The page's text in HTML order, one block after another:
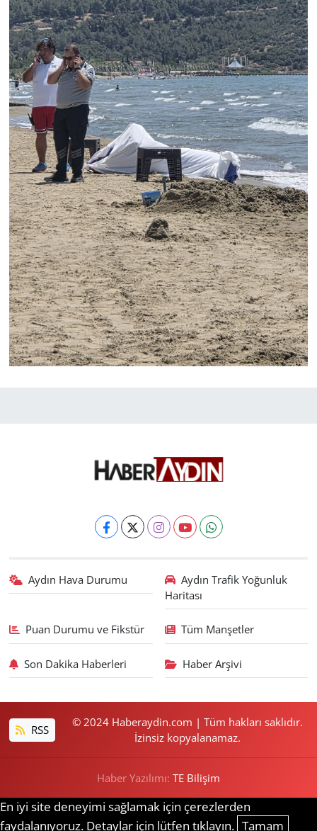
Aydın Hava Durumu
Aydın Trafik Yoğunluk
Haritası
Puan Durumu ve Fikstür Tüm Manşetler
Son Dakika Haberleri Haber Arşivi
RSS
© 2024 Haberaydin.com | Tüm hakları saklıdır.
İzinsiz kopyalanamaz.
Haber Yazılımı: TE Bilişim
En iyi site deneyimi sağlamak için çerezlerden
faydalanıyoruz. Detaylar için lütfen tıklayın. Tamam